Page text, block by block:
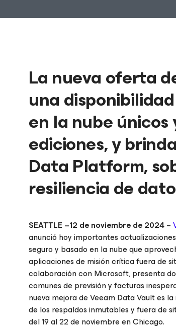
La nueva oferta
una
en la nube
ediciones, y
Data Platform,
resiliencia de
SEATTLE –12 de noviembre de 2024–
anunció hoy importantes
seguro y basado en la nube que
aplicaciones de misión crítica fuera de
colaboración con Microsoft, presenta
comunes de previsión y facturas
nueva mejora de Veeam Data Vault es
de los respaldos inmutables y fuera de
del 19 al 22 de noviembre en Chicago.